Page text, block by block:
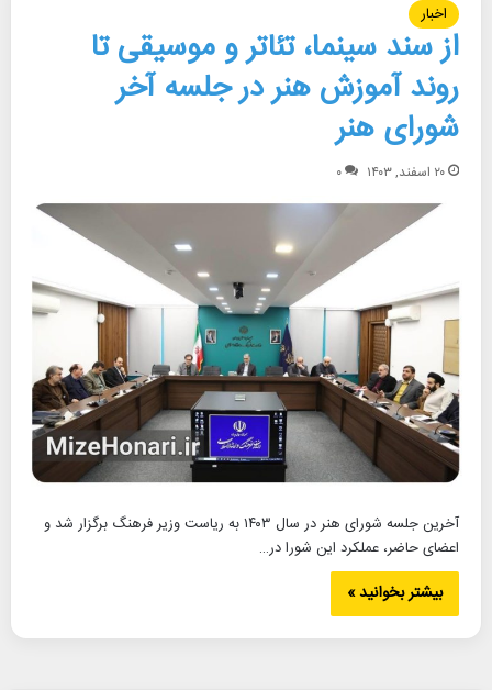
اخبار
از سند سینما، تئاتر و موسیقی تا
روند آموزش هنر در جلسه آخر
شورای هنر
۲۰ اسفند, ۱۴۰۳ ۰
آخرین جلسه شورای هنر در سال ۱۴۰۳ به ریاست وزیر فرهنگ برگزار شد و
اعضای حاضر، عملکرد این شورا در…
بیشتر بخوانید »